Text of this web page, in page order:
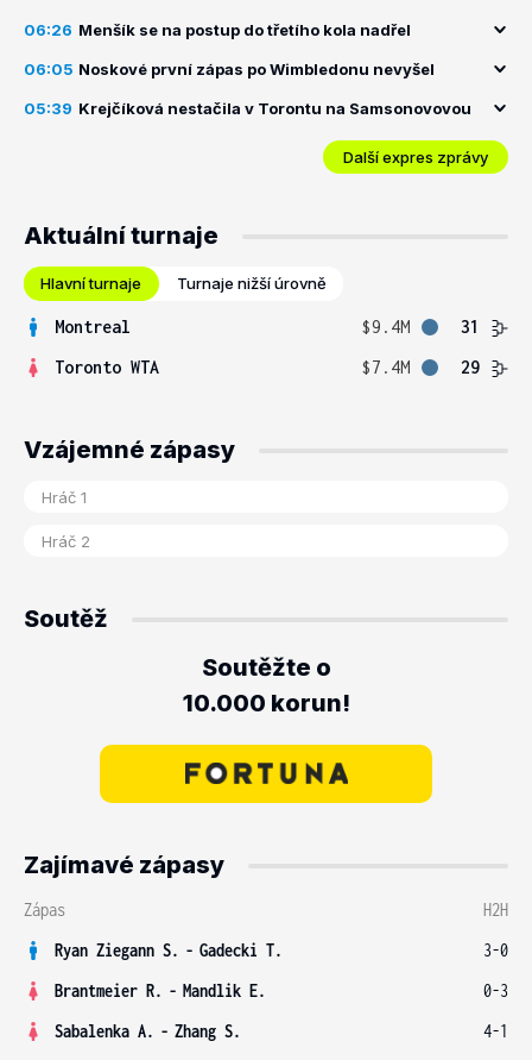
06:26 Menšík se na postup do třetího kola nadřel
06:05 Noskové první zápas po Wimbledonu nevyšel
05:39 Krejčíková nestačila v Torontu na Samsonovovou
Další expres zprávy
Aktuální turnaje
Hlavní turnaje Turnaje nižší úrovně
Montreal $9.4M
31
Toronto WTA
$7.4M 29
Vzájemné zápasy
Soutěž
Soutěžte o
10.000 korun!
Zajímavé zápasy
Zápas
H2H
Ryan Ziegann S. - Gadecki T.
3-0
Brantmeier R. - Mandlik E.
0-3
Sabalenka A. - Zhang S.
4-1